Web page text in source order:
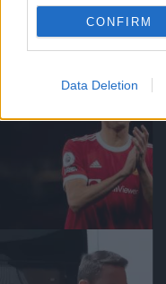
CONFIRM
Data Deletion